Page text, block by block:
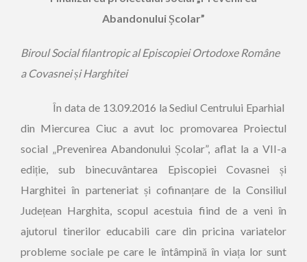
Abandonului Școlar”
Biroul Social filantropic al Episcopiei Ortodoxe Române
a Covasnei și Harghitei
În data de 13.09.2016 la Sediul Centrului Eparhial
din Miercurea Ciuc a avut loc promovarea Proiectul
social „Prevenirea Abandonului Școlar”, aflat la a VII-a
ediție, sub binecuvântarea Episcopiei Covasnei și
Harghitei în parteneriat și cofinanțare de la Consiliul
Județean Harghita, scopul acestuia fiind de a veni în
ajutorul tinerilor educabili care din pricina variatelor
probleme sociale pe care le întâmpină în viața lor sunt